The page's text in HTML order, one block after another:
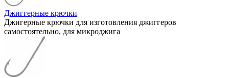
Джиггерные крючки
Джигерные крючки для изготовления джиггеров
самостоятельно, для микроджига